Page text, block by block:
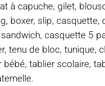
à capuche, gilet,
boxer, slip, casquette,
casquette 5
tenu de bloc, tunique,
tablier scolaire,